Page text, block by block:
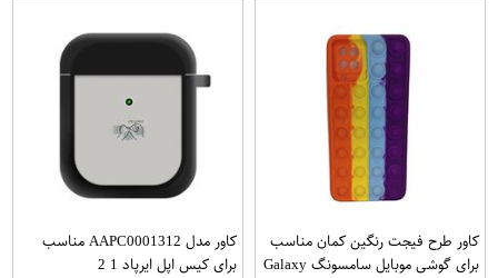
کاور طرح فیجت رنگین کمان مناسب
برای گوشی موبایل سامسونگ Galaxy
کاور مدل AAPC0001312 مناسب
برای کیس اپل ایرپاد 1 2